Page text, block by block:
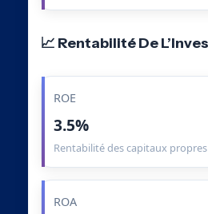
📈 Rentabilité De
ROE
3.5%
Rentabilité des capitaux propres
ROA